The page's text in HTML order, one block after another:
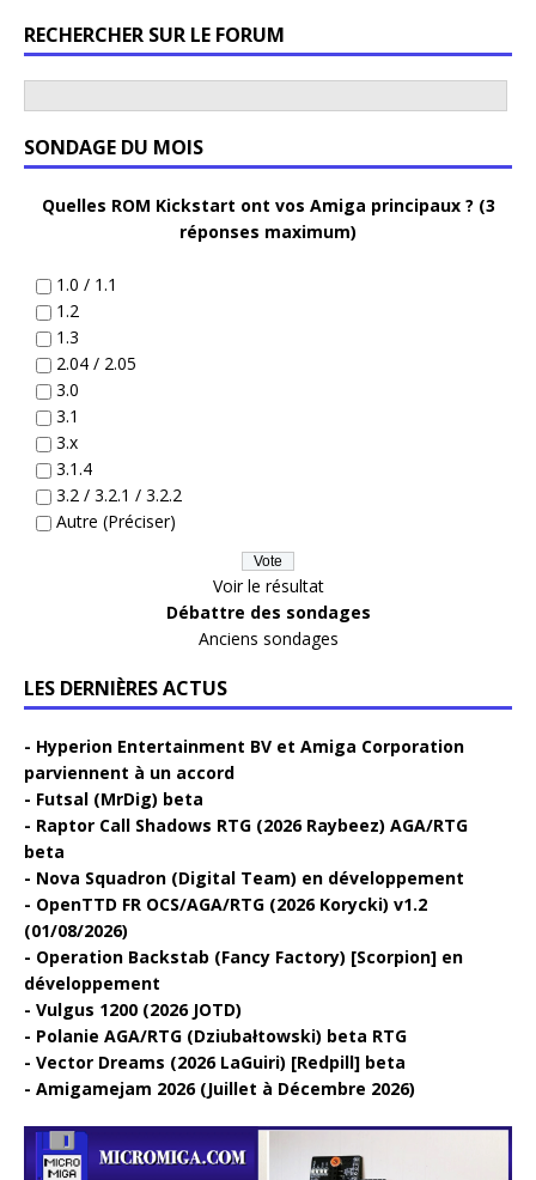
RECHERCHER SUR LE FORUM
SONDAGE DU MOIS
Quelles ROM Kickstart ont vos Amiga principaux ? (3
réponses maximum)
1.0 / 1.1
1.2
1.3
2.04 / 2.05
3.0
3.1
3.x
3.1.4
3.2 / 3.2.1 / 3.2.2
Autre (Préciser)
Voir le résultat
Débattre des sondages
Anciens sondages
LES DERNIÈRES ACTUS
Hyperion Entertainment BV et Amiga Corporation
parviennent à un accord
Futsal (MrDig) beta
Raptor Call Shadows RTG (2026 Raybeez) AGA/RTG
beta
Nova Squadron (Digital Team) en développement
OpenTTD FR OCS/AGA/RTG (2026 Korycki) v1.2
(01/08/2026)
Operation Backstab (Fancy Factory) [Scorpion] en
développement
Vulgus 1200 (2026 JOTD)
Polanie AGA/RTG (Dziubałtowski) beta RTG
Vector Dreams (2026 LaGuiri) [Redpill] beta
Amigamejam 2026 (Juillet à Décembre 2026)